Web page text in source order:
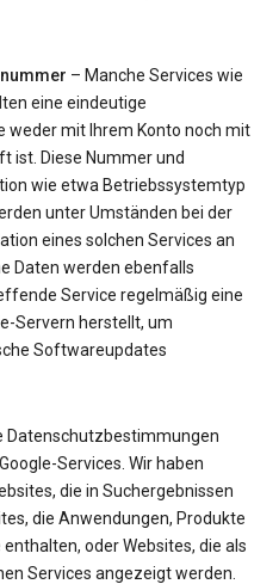
– Manche Services wie
eine eindeutige
weder mit Ihrem Konto noch mit
ist. Diese Nummer und
wie etwa Betriebssystemtyp
unter Umständen bei der
eines solchen Services an
Daten werden ebenfalls
Service regelmäßig eine
Servern herstellt, um
Softwareupdates
Datenschutzbestimmungen
Services. Wir haben
die in Suchergebnissen
die Anwendungen, Produkte
oder Websites, die als
Services angezeigt werden.